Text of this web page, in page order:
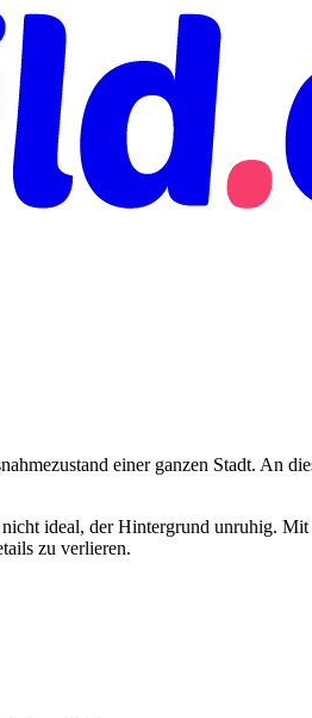
einer ganzen Stadt. An
ideal, der Hintergrund unruhig.
zu verlieren.